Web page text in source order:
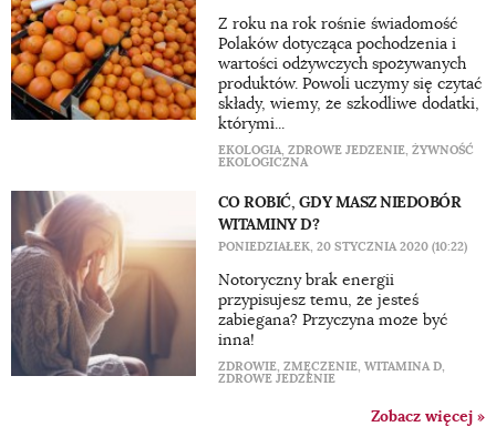
Z roku na rok rośnie świadomość
Polaków dotycząca pochodzenia i
wartości odżywczych spożywanych
produktów. Powoli uczymy się czytać
składy, wiemy, że szkodliwe dodatki,
którymi...
EKOLOGIA, ZDROWE JEDZENIE, ŻYWNOŚĆ
EKOLOGICZNA
CO ROBIĆ, GDY MASZ NIEDOBÓR
WITAMINY D?
PONIEDZIAŁEK, 20 STYCZNIA 2020 (10:22)
Notoryczny brak energii
przypisujesz temu, że jesteś
zabiegana? Przyczyna może być
inna!
ZDROWIE, ZMĘCZENIE, WITAMINA D,
ZDROWE JEDZENIE
Zobacz więcej »